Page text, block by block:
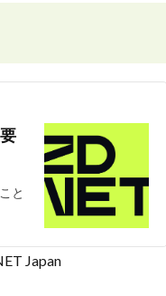
と
Japan